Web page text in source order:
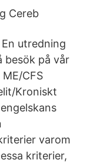
Cereb
utredning
besök på vår
CFS
Kroniskt
varom
kriterier,